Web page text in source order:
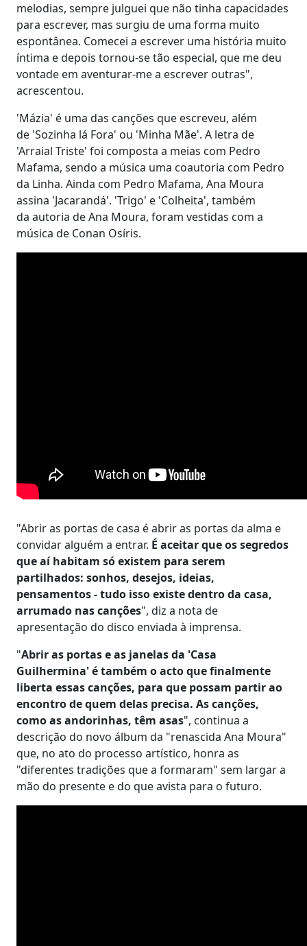
melodias, sempre julguei que não tinha capacidades
para escrever, mas surgiu de uma forma muito
espontânea. Comecei a escrever uma história muito
íntima e depois tornou-se tão especial, que me deu
vontade em aventurar-me a escrever outras",
acrescentou.
'Mázia' é uma das canções que escreveu, além
de 'Sozinha lá Fora' ou 'Minha Mãe'. A letra de
'Arraial Triste' foi composta a meias com Pedro
Mafama, sendo a música uma coautoria com Pedro
da Linha. Ainda com Pedro Mafama, Ana Moura
assina 'Jacarandá'. 'Trigo' e 'Colheita', também
da autoria de Ana Moura, foram vestidas com a
música de Conan Osíris.
"Abrir as portas de casa é abrir as portas da alma e
convidar alguém a entrar. É aceitar que os segredos
que aí habitam só existem para serem
partilhados: sonhos, desejos, ideias,
pensamentos - tudo isso existe dentro da casa,
arrumado nas canções", diz a nota de
apresentação do disco enviada à imprensa.
"Abrir as portas e as janelas da 'Casa
Guilhermina' é também o acto que finalmente
liberta essas canções, para que possam partir ao
encontro de quem delas precisa. As canções,
como as andorinhas, têm asas", continua a
descrição do novo álbum da "renascida Ana Moura"
que, no ato do processo artístico, honra as
"diferentes tradições que a formaram" sem largar a
mão do presente e do que avista para o futuro.